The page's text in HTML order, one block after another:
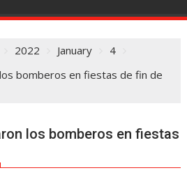
2022 January
4
bomberos en fiestas de fin de
los bomberos en fiestas